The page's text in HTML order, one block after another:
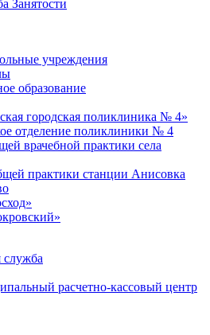
учреждения
образование
городская поликлиника № 4»
отделение поликлиники № 4
врачебной практики села
практики станции Анисовка